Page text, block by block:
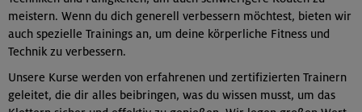
meistern. Wenn du dich generell verbessern möchtest, bieten wir
auch spezielle Trainings an, um deine körperliche Fitness und
Technik zu verbessern.
Unsere Kurse werden von erfahrenen und zertifizierten Trainern
geleitet, die dir alles beibringen, was du wissen musst, um das